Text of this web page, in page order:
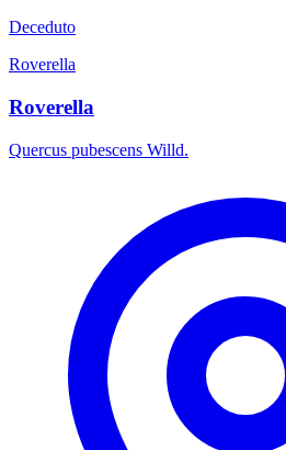
Deceduto
Roverella
Roverella
Quercus pubescens Willd.